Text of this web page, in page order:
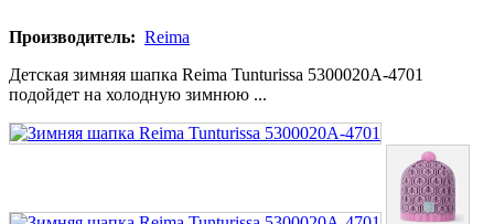
Производитель: Reima
Детская зимняя шапка Reima Tunturissa 5300020A-4701
подойдет на холодную зимнюю ...